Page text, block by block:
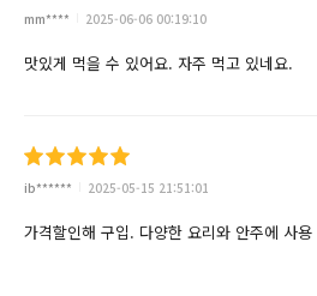
mm**** 2025-06-06 00:19:10
맛있게 먹을 수 있어요. 자주 먹고 있네요.
ib****** 2025-05-15 21:51:01
가격할인해 구입. 다양한 요리와 안주에 사용